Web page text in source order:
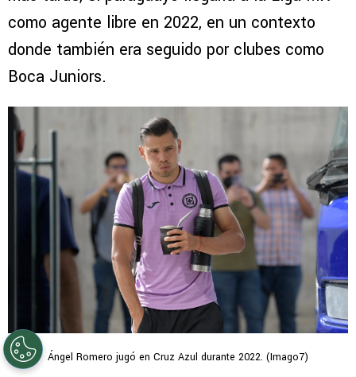
tambiénabrió el camino hacia una carrera que
lo llevaría posteriormente a Cruz Azul . Años
más tarde, el paraguayo llegaría a la Liga MX
donde también era seguido por clubes como
Boca Juniors.